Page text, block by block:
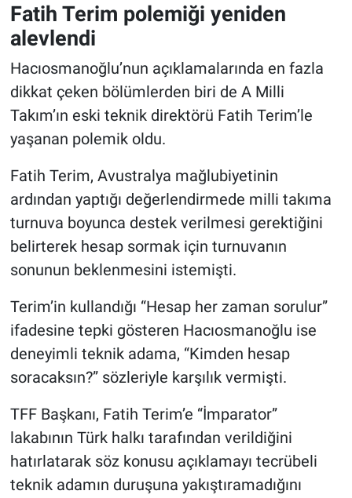
Fatih Terim polemiği yeniden
alevlendi
Hacıosmanoğlu’nun açıklamalarında en fazla
dikkat çeken bölümlerden biri de A Milli
Takım’ın eski teknik direktörü Fatih Terim’le
yaşanan polemik oldu.
Fatih Terim, Avustralya mağlubiyetinin
ardından yaptığı değerlendirmede milli takıma
turnuva boyunca destek verilmesi gerektiğini
belirterek hesap sormak için turnuvanın
sonunun beklenmesini istemişti.
Terim’in kullandığı “Hesap her zaman sorulur”
ifadesine tepki gösteren Hacıosmanoğlu ise
deneyimli teknik adama, “Kimden hesap
soracaksın?” sözleriyle karşılık vermişti.
TFF Başkanı, Fatih Terim’e “İmparator”
lakabının Türk halkı tarafından verildiğini
hatırlatarak söz konusu açıklamayı tecrübeli
teknik adamın duruşuna yakıştıramadığını